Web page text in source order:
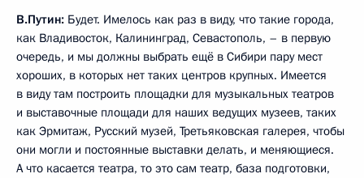
В.Путин: Будет. Имелось как раз в виду, что такие города,
как Владивосток, Калининград, Севастополь, – в первую
очередь, и мы должны выбрать ещё в Сибири пару мест
хороших, в которых нет таких центров крупных. Имеется
в виду там построить площадки для музыкальных театров
и выставочные площади для наших ведущих музеев, таких
как Эрмитаж, Русский музей, Третьяковская галерея, чтобы
они могли и постоянные выставки делать, и меняющиеся.
А что касается театра, то это сам театр, база подготовки,